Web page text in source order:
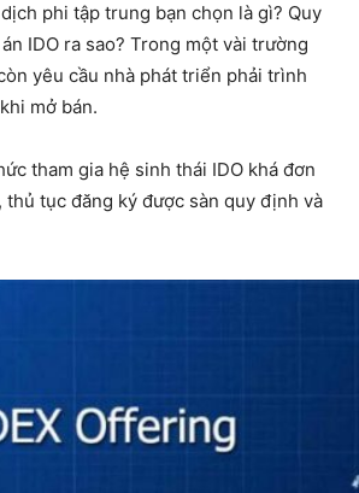
phi tập trung bạn chọn là gì? Quy
IDO ra sao? Trong một vài trường
yêu cầu nhà phát triển phải trình
mở bán.
tham gia hệ sinh thái IDO khá đơn
thủ tục đăng ký được sàn quy định và